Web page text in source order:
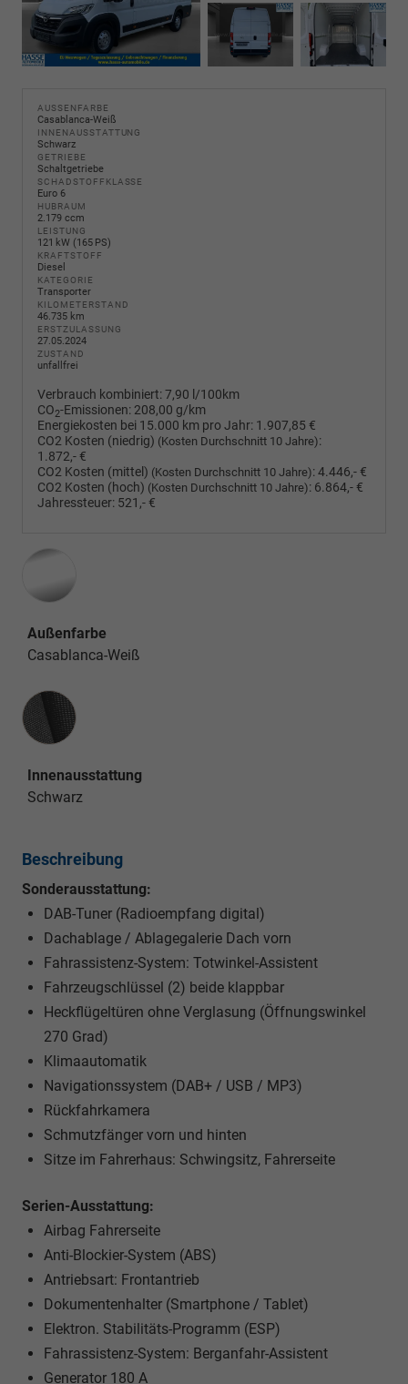
AUSSENFARBE
Casablanca-Weiß
INNENAUSSTATTUNG
Schwarz
GETRIEBE
Schaltgetriebe
SCHADSTOFFKLASSE
Euro 6
HUBRAUM
2.179 ccm
LEISTUNG
121 kW (165 PS)
KRAFTSTOFF
Diesel
KATEGORIE
Transporter
KILOMETERSTAND
46.735 km
ERSTZULASSUNG
27.05.2024
ZUSTAND
unfallfrei
Verbrauch kombiniert:7,90 l/100km
CO2-Emissionen: 208,00 g/km
Energiekosten bei 15.000 km pro Jahr: 1.907,85 €
CO2 Kosten (niedrig) (Kosten Durchschnitt 10 Jahre):
1.872,- €
CO2 Kosten (mittel) (Kosten Durchschnitt 10 Jahre):4.446,- €
CO2 Kosten (hoch) (Kosten Durchschnitt 10 Jahre): 6.864,- €
Jahressteuer: 521,- €
Außenfarbe
Casablanca-Weiß
Innenausstattung
Innenausstattung
Schwarz
Beschreibung
Sonderausstattung:
DAB-Tuner (Radioempfang digital)
Dachablage / Ablagegalerie Dach vorn
Fahrassistenz-System: Totwinkel-Assistent
Fahrzeugschlüssel (2) beide klappbar
Heckflügeltüren ohne Verglasung (Öffnungswinkel
270 Grad)
Klimaautomatik
Navigationssystem (DAB+ / USB / MP3)
Rückfahrkamera
Schmutzfänger vorn und hinten
Sitze im Fahrerhaus: Schwingsitz, Fahrerseite
Serien-Ausstattung:
Airbag Fahrerseite
Anti-Blockier-System (ABS)
Antriebsart: Frontantrieb
Dokumentenhalter (Smartphone / Tablet)
Elektron. Stabilitäts-Programm (ESP)
Fahrassistenz-System: Berganfahr-Assistent
Generator 180 A